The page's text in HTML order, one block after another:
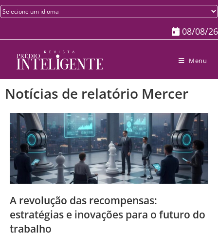
08/08/26
Menu
Notícias de relatório Mercer
A revolução das recompensas:
estratégias e inovações para o futuro do
trabalho